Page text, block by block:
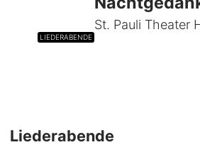
LIEDERABENDE
St. Pauli Theater
Liederabende